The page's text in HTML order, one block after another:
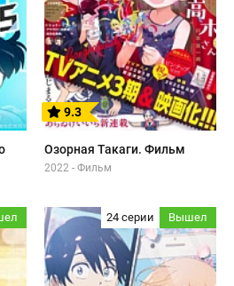
9.3
Озорная Такаги. Фильм
2022 - Фильм
24 серии Вышел